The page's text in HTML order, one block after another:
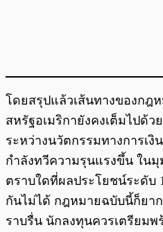
โดยสรุปแล้วเส้นทางของกฎ
สหรัฐอเมริกายังคงเต็มไปด้
ระหว่างนวัตกรรมทางการเ
กำลังทวีความรุนแรงขึ้น ในมุ
ตราบใดที่ผลประโยชน์ระดับ
กันไม่ได้ กฎหมายฉบับนี้ก็ยา
ราบรื่น นักลงทุนควรเตรียม